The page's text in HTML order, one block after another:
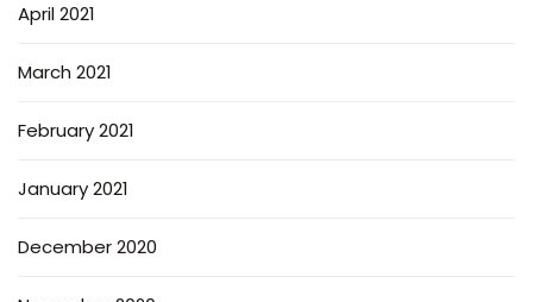
April 2021
March 2021
February 2021
January 2021
December 2020